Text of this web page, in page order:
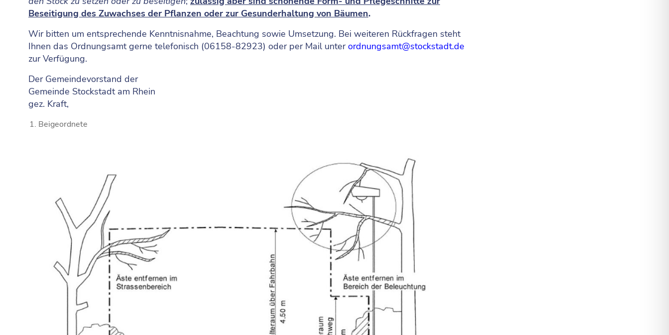
Beseitigung des Zuwachses der Pflanzen oder zur Gesunderhaltung von Bäumen.
Wir bitten um entsprechende Kenntnisnahme, Beachtung sowie Umsetzung. Bei weiteren Rückfragen steht
Ihnen das Ordnungsamt gerne telefonisch (06158-82923) oder per Mail unterordnungsamt@stockstadt.de
zur Verfügung.
Der Gemeindevorstand der
Gemeinde Stockstadt am Rhein
gez. Kraft,
Beigeordnete